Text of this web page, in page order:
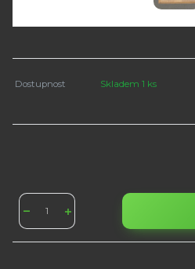
Dostupnost Skladem 1 ks